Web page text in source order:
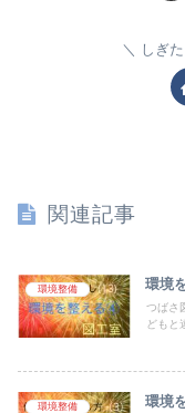
しぎ
関連記事
環境整備 環境
つばさ
どもと
環境整備 環境